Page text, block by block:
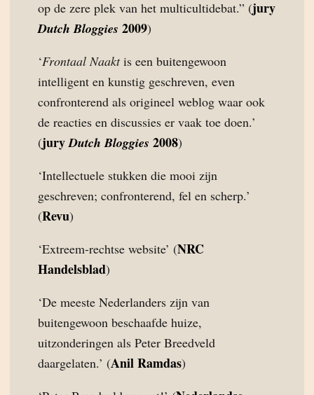
op de zere plek van het multicultidebat.” (jury
Dutch Bloggies 2009)
‘Frontaal Naaktis een buitengewoon
intelligent en kunstig geschreven, even
confronterend als origineel weblog waar ook
de reacties en discussies er vaak toe doen.’
(juryDutch Bloggies 2008)
‘Intellectuele stukken die mooi zijn
geschreven; confronterend, fel en scherp.’
(Revu)
‘Extreem-rechtse website’ (NRC
Handelsblad)
‘De meeste Nederlanders zijn van
buitengewoon beschaafde huize,
uitzonderingen als Peter Breedveld
daargelaten.’ (Anil Ramdas)